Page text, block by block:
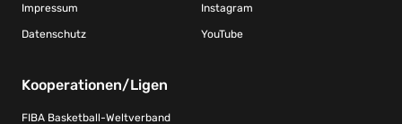
Impressum
Datenschutz
Instagram
YouTube
Kooperationen/Ligen
FIBA Basketball-Weltverband